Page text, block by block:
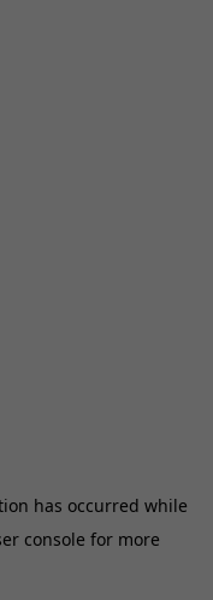
has occurred while
console for more